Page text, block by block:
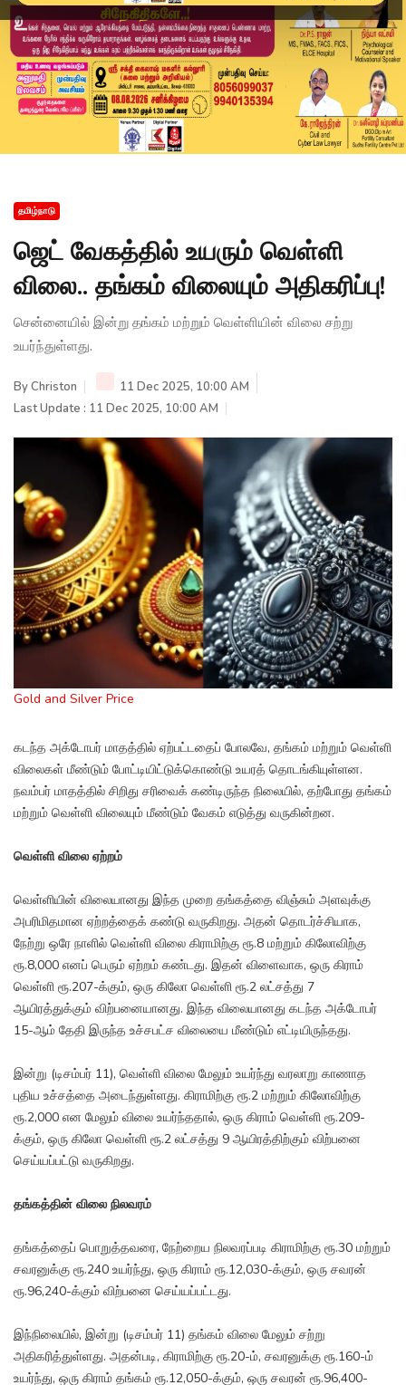
தமிழ்நாடு
ஜெட் வேகத்தில் உயரும் வெள்ளி
விலை.. தங்கம் விலையும் அதிகரிப்பு!
சென்னையில் இன்று தங்கம் மற்றும் வெள்ளியின் விலை சற்று
உயர்ந்துள்ளது.
ByChriston
11 Dec 2025, 10:00 AM
Last Update : 11 Dec 2025, 10:00 AM
Gold and Silver Price
கடந்த அக்டோபர் மாதத்தில் ஏற்பட்டதைப் போலவே, தங்கம் மற்றும் வெள்ளி
விலைகள் மீண்டும் போட்டியிட்டுக்கொண்டு உயரத் தொடங்கியுள்ளன.
நவம்பர் மாதத்தில் சிறிது சரிவைக் கண்டிருந்த நிலையில், தற்போது தங்கம்
மற்றும் வெள்ளி விலையும் மீண்டும் வேகம் எடுத்து வருகின்றன.
வெள்ளி விலை ஏற்றம்
வெள்ளியின் விலையானது இந்த முறை தங்கத்தை விஞ்சும் அளவுக்கு
அபரிமிதமான ஏற்றத்தைக் கண்டு வருகிறது. அதன் தொடர்ச்சியாக,
நேற்று ஒரே நாளில் வெள்ளி விலை கிராமிற்கு ரூ.8 மற்றும் கிலோவிற்கு
ரூ.8,000 எனப் பெரும் ஏற்றம் கண்டது. இதன் விளைவாக, ஒரு கிராம்
வெள்ளி ரூ.207-க்கும், ஒரு கிலோ வெள்ளி ரூ.2 லட்சத்து 7
ஆயிரத்துக்கும் விற்பனையானது. இந்த விலையானது கடந்த அக்டோபர்
15-ஆம் தேதி இருந்த உச்சபட்ச விலையை மீண்டும் எட்டியிருந்தது.
இன்று (டிசம்பர் 11), வெள்ளி விலை மேலும் உயர்ந்து வரலாறு காணாத
புதிய உச்சத்தை அடைந்துள்ளது. கிராமிற்கு ரூ.2 மற்றும் கிலோவிற்கு
ரூ.2,000 என மேலும் விலை உயர்ந்ததால், ஒரு கிராம் வெள்ளி ரூ.209-
க்கும், ஒரு கிலோ வெள்ளி ரூ.2 லட்சத்து 9 ஆயிரத்திற்கும் விற்பனை
செய்யப்பட்டு வருகிறது.
தங்கத்தின் விலை நிலவரம்
தங்கத்தைப் பொறுத்தவரை, நேற்றைய நிலவரப்படி கிராமிற்கு ரூ.30 மற்றும்
சவரனுக்கு ரூ.240 உயர்ந்து, ஒரு கிராம் ரூ.12,030-க்கும், ஒரு சவரன்
ரூ.96,240-க்கும் விற்பனை செய்யப்பட்டது.
இந்நிலையில், இன்று (டிசம்பர் 11) தங்கம் விலை மேலும் சற்று
அதிகரித்துள்ளது. அதன்படி, கிராமிற்கு ரூ.20-ம், சவரனுக்கு ரூ.160-ம்
உயர்ந்து, ஒரு கிராம் தங்கம் ரூ.12,050-க்கும், ஒரு சவரன் ரூ.96,400-